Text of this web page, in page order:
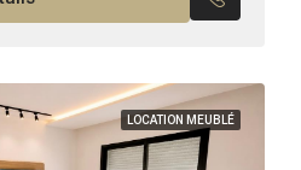
LOCATION MEUBLÉ